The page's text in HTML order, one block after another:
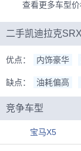
查看更多车型
二手凯迪拉克
优点： 内饰豪华
缺点： 油耗偏高
竞争车型
宝马X5